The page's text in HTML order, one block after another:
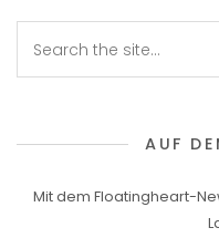
AUF
Mit dem Floatingheart-